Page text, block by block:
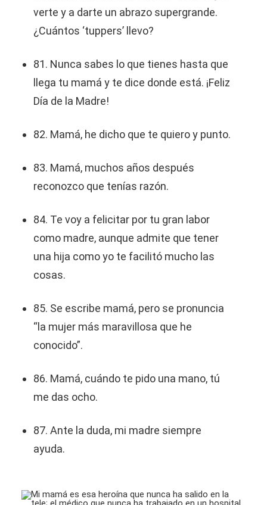
verte y a darte un abrazo supergrande.
¿Cuántos ‘tuppers’ llevo?
81. Nunca sabes lo que tienes hasta que
llega tu mamá y te dice donde está. ¡Feliz
Día de la Madre!
82. Mamá, he dicho que te quiero y punto.
83. Mamá, muchos años después
reconozco que tenías razón.
84. Te voy a felicitar por tu gran labor
como madre, aunque admite que tener
una hija como yo te facilitó mucho las
cosas.
85. Se escribe mamá, pero se pronuncia
“la mujer más maravillosa que he
conocido”.
86. Mamá, cuándo te pido una mano, tú
me das ocho.
87. Ante la duda, mi madre siempre
ayuda.